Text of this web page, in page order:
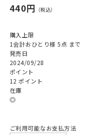
440円
購入上限
1会計おひとり様 5点 まで
発売日
2024/09/28
ポイント
12 ポイント
在庫
◎
ご利用可能なお支払方法